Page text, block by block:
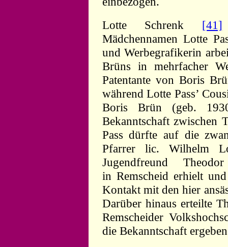
Lotte Schrenk [41]
Mädchennamen Lotte
und Werbegrafikerin
Brüns in mehrfacher
Patentante von Boris
während Lotte Pass’
Boris Brün (geb.
Bekanntschaft zwischen
Pass dürfte auf die
Pfarrer lic. Wilhelm
Jugendfreund
in Remscheid erhielt
Kontakt mit den hier
Darüber hinaus erteilte
Remscheider
die Bekanntschaft